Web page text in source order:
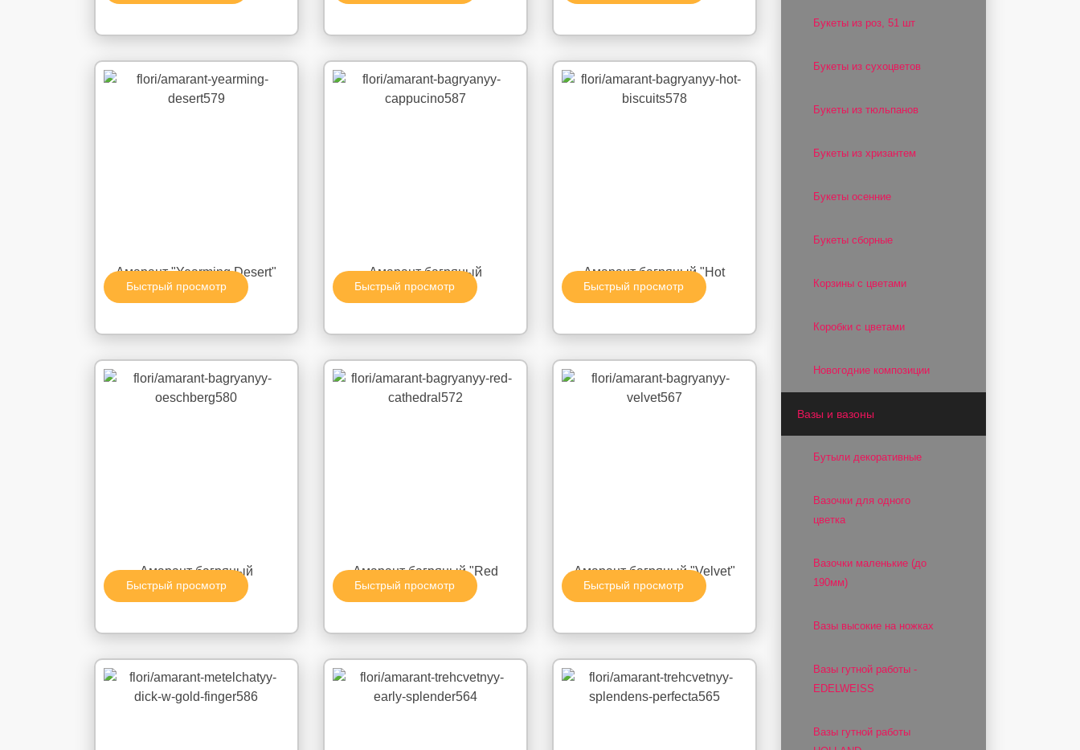
Быстрый просмотр
Амарант "Yearming Desert"
Быстрый просмотр
Амарант багряный
"Cappucino"
Быстрый просмотр
Амарант багряный "Hot
Biscuits"
Быстрый просмотр
Амарант багряный
"Oeschberg"
Быстрый просмотр
Амарант багряный "Red
Cathedral"
Быстрый просмотр
Амарант багряный "Velvet"
Букеты из роз, 51 шт
Букеты из сухоцветов
Букеты из тюльпанов
Букеты из хризантем
Букеты осенние
Букеты сборные
Корзины с цветами
Коробки с цветами
Новогодние композиции
Вазы и вазоны
Бутыли декоративные
Вазочки для одного
цветка
Вазочки маленькие (до
190мм)
Вазы высокие на ножках
Вазы гутной работы -
EDELWEISS
Вазы гутной работы